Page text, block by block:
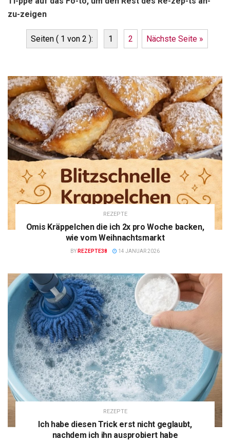
zu-zeigen
Seiten ( 1 von 2 ): 1 2 Nächste Seite »
REZEPTE
Omis Kräppelchen die ich 2x pro Woche backen,
wie vom Weihnachtsmarkt
BY REZEPTE38 14 JANUAR 2026
REZEPTE
Ich habe diesen Trick erst nicht geglaubt,
nachdem ich ihn ausprobiert habe